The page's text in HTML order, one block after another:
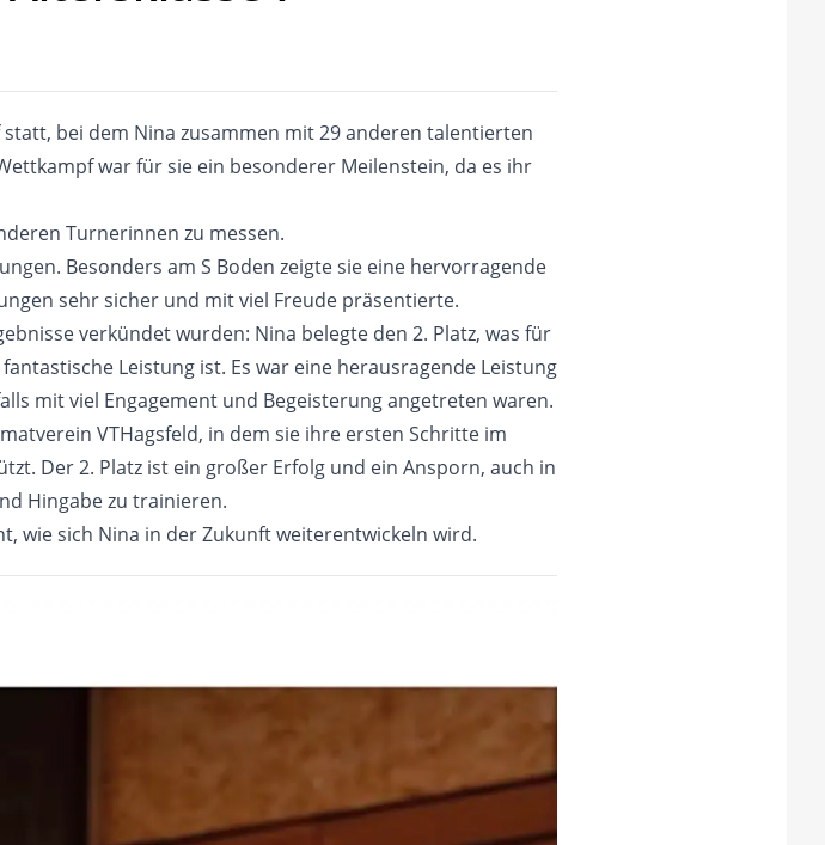
bei dem Nina zusammen mit 29 anderen talentierten
war für sie ein besonderer Meilenstein, da es ihr
Turnerinnen zu messen.
Besonders am S Boden zeigte sie eine hervorragende
sehr sicher und mit viel Freude präsentierte.
verkündet wurden: Nina belegte den 2. Platz, was für
Leistung ist. Es war eine herausragende Leistung
mit viel Engagement und Begeisterung angetreten waren.
VTHagsfeld, in dem sie ihre ersten Schritte im
Der 2. Platz ist ein großer Erfolg und ein Ansporn, auch in
Hingabe zu trainieren.
wie sich Nina in der Zukunft weiterentwickeln wird.